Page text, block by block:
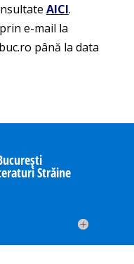
AICI.
e-mail la
până la data
Străine